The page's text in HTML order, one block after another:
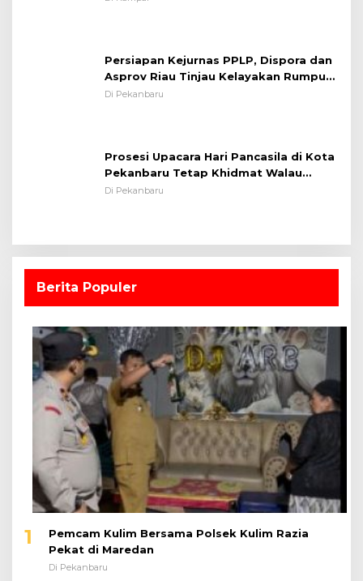
Persiapan Kejurnas PPLP, Dispora dan
Asprov Riau Tinjau Kelayakan Rumput
Lapangan Sepakbola
Di Pekanbaru
Prosesi Upacara Hari Pancasila di Kota
Pekanbaru Tetap Khidmat Walau
Dalam Ruangan
Di Pekanbaru
Berita Populer
1
Pemcam Kulim Bersama Polsek Kulim Razia
Pekat di Maredan
Di Pekanbaru